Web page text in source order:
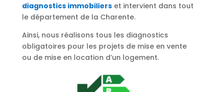
diagnostics immobilierset intervient dans tout
le département de la Charente.
Ainsi, nous réalisons tous les diagnostics
obligatoires pour les projets de mise en vente
ou de mise en location d’un logement.